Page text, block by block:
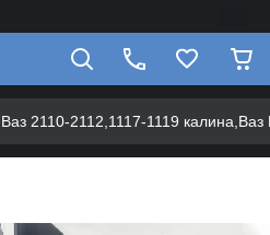
Ваз 2110-2112,1117-1119